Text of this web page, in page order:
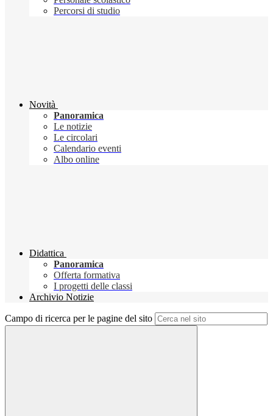
Percorsi di studio
Novità
Panoramica
Le notizie
Le circolari
Calendario eventi
Albo online
Didattica
Panoramica
Offerta formativa
I progetti delle classi
Archivio Notizie
Campo di ricerca per le pagine del sito